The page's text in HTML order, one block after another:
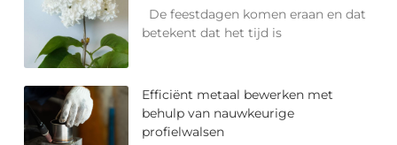
De feestdagen komen eraan en dat
betekent dat het tijd is
Efficiënt metaal bewerken met
behulp van nauwkeurige
profielwalsen